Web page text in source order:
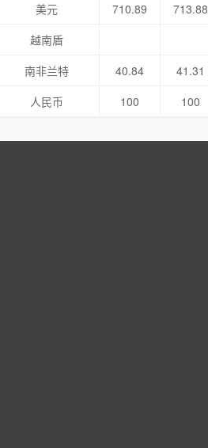
美元
710.89 713.88
越南盾
南非兰特
40.84 41.31
人民币
100 100